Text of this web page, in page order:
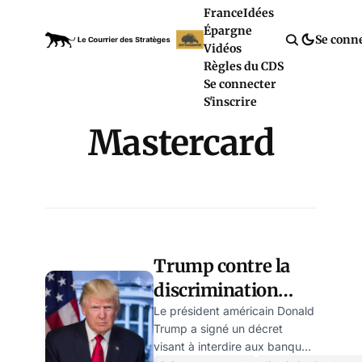
FranceIdées
Épargne
Vidéos
Règles du CDS
Se connecter
S'inscrire
Se
Mastercard
Trump contre la
discrimination
bancaire, mais
épargne Visa et
Le président américain Donald
Trump a signé un décret
visant à interdire aux banques